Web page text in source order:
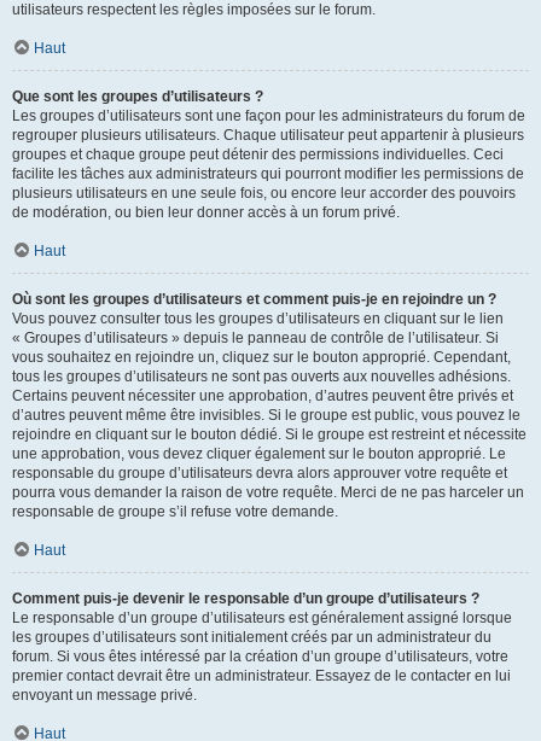
utilisateurs respectent les règles imposées sur le forum.
Haut
Que sont les groupes d’utilisateurs ?
Les groupes d’utilisateurs sont une façon pour les administrateurs du forum de
regrouper plusieurs utilisateurs. Chaque utilisateur peut appartenir à plusieurs
groupes et chaque groupe peut détenir des permissions individuelles. Ceci
facilite les tâches aux administrateurs qui pourront modifier les permissions de
plusieurs utilisateurs en une seule fois, ou encore leur accorder des pouvoirs
de modération, ou bien leur donner accès à un forum privé.
Haut
Où sont les groupes d’utilisateurs et comment puis-je en rejoindre un ?
Vous pouvez consulter tous les groupes d’utilisateurs en cliquant sur le lien
« Groupes d’utilisateurs » depuis le panneau de contrôle de l’utilisateur. Si
vous souhaitez en rejoindre un, cliquez sur le bouton approprié. Cependant,
tous les groupes d’utilisateurs ne sont pas ouverts aux nouvelles adhésions.
Certains peuvent nécessiter une approbation, d’autres peuvent être privés et
d’autres peuvent même être invisibles. Si le groupe est public, vous pouvez le
rejoindre en cliquant sur le bouton dédié. Si le groupe est restreint et nécessite
une approbation, vous devez cliquer également sur le bouton approprié. Le
responsable du groupe d’utilisateurs devra alors approuver votre requête et
pourra vous demander la raison de votre requête. Merci de ne pas harceler un
responsable de groupe s’il refuse votre demande.
Haut
Comment puis-je devenir le responsable d’un groupe d’utilisateurs ?
Le responsable d’un groupe d’utilisateurs est généralement assigné lorsque
les groupes d’utilisateurs sont initialement créés par un administrateur du
forum. Si vous êtes intéressé par la création d’un groupe d’utilisateurs, votre
premier contact devrait être un administrateur. Essayez de le contacter en lui
envoyant un message privé.
Haut